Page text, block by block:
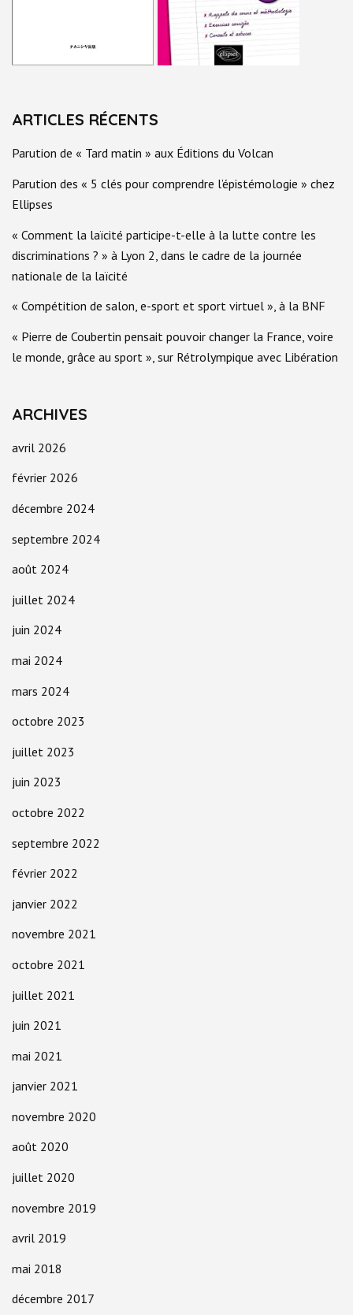
ARTICLES RÉCENTS
Parution de « Tard matin » aux Éditions du Volcan
Parution des « 5 clés pour comprendre l’épistémologie » chez
Ellipses
« Comment la laïcité participe-t-elle à la lutte contre les
discriminations ? » à Lyon 2, dans le cadre de la journée
nationale de la laïcité
« Compétition de salon, e-sport et sport virtuel », à la BNF
« Pierre de Coubertin pensait pouvoir changer la France, voire
le monde, grâce au sport », sur Rétrolympique avec Libération
ARCHIVES
avril 2026
février 2026
décembre 2024
septembre 2024
août 2024
juillet 2024
juin 2024
mai 2024
mars 2024
octobre 2023
juillet 2023
juin 2023
octobre 2022
septembre 2022
février 2022
janvier 2022
novembre 2021
octobre 2021
juillet 2021
juin 2021
mai 2021
janvier 2021
novembre 2020
août 2020
juillet 2020
novembre 2019
avril 2019
mai 2018
décembre 2017